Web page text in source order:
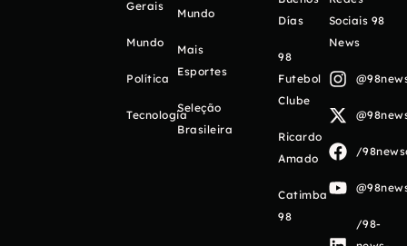
Gerais
Mundo
Política
Tecnologia
Mundo
Mais
Esportes
Seleção
Brasileira
Días
98
Futebol
Clube
Ricardo
Amado
Catimba
98
Sociais 98
News
/
/98-